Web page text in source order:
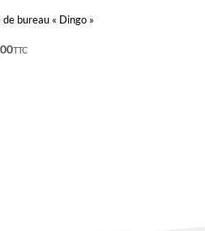
de bureau « Dingo »
TTC